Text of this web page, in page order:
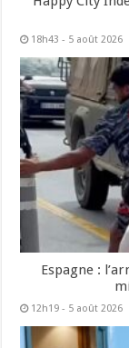
18h43 - 5 août 2026
Espagne :
12h19 - 5 août 2026